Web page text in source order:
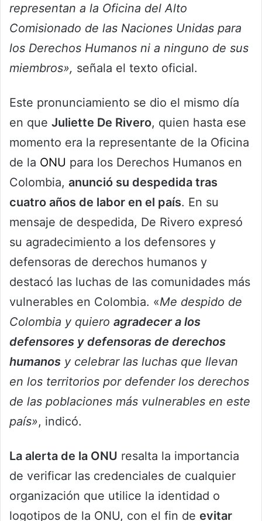
representan a la Oficina del Alto
Comisionado de las Naciones Unidas para
los Derechos Humanos ni a ninguno de sus
miembros», señala el texto oficial.
Este pronunciamiento se dio el mismo día
en que Juliette De Rivero, quien hasta ese
momento era la representante de la Oficina
de la ONU para los Derechos Humanos en
Colombia, anunció su despedida tras
cuatro años de labor en el país. En su
mensaje de despedida, De Rivero expresó
su agradecimiento a los defensores y
defensoras de derechos humanos y
destacó las luchas de las comunidades más
vulnerables en Colombia. «Me despido de
Colombia y quiero agradecer a los
defensores y defensoras de derechos
humanos y celebrar las luchas que llevan
en los territorios por defender los derechos
de las poblaciones más vulnerables en este
país», indicó.
La alerta de la ONU resalta la importancia
de verificar las credenciales de cualquier
organización que utilice la identidad o
logotipos de la ONU, con el fin de evitar